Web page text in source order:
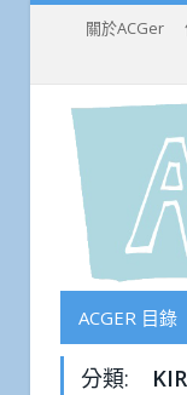
關於ACGer
ACGER 目錄
分類: